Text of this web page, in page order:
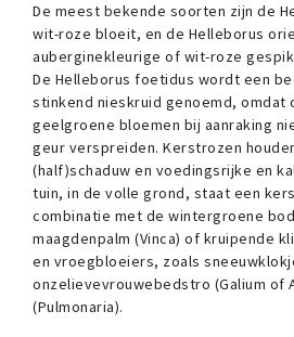
De meest bekende soorten zijn de
wit-roze bloeit, en de Helleborus
auberginekleurige of wit-roze
De Helleborus foetidus wordt een
stinkend nieskruid genoemd, omdat
geelgroene bloemen bij aanraking
geur verspreiden. Kerstrozen
(half)schaduw en voedingsrijke en
tuin, in de volle grond, staat een
combinatie met de wintergroene
maagdenpalm (Vinca) of kruipende
en vroegbloeiers, zoals
onzelievevrouwebedstro (Galium of
(Pulmonaria).